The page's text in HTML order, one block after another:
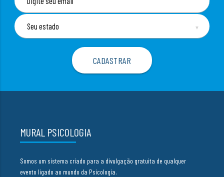
▼
MURAL PSICOLOGIA
Somos um sistema criado para a divulgação gratuita de qualquer
evento ligado ao mundo da Psicologia.